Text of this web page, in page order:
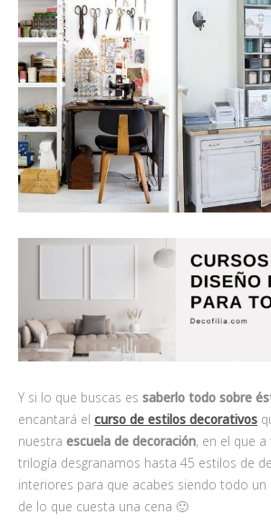
Y si lo que buscas es saberlo todo sobre
encantará el curso de estilos decorativos
nuestra escuela de decoración, en el que
trilogía desgranamos hasta 45 estilos de
interiores para que acabes siendo todo
de lo que cuesta una cena 🙂